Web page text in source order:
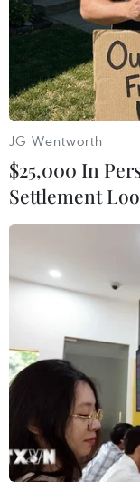
#Manchester City
Theo dõi
JG Wentworth
$25,000 In
Settlement